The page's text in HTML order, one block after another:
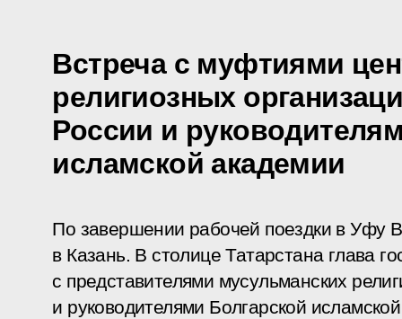
Встреча с муфтиями
религиозных
России и
исламской академии
По завершении рабочей поездки в Уфу
в Казань. В столице Татарстана глава
с представителями мусульманских
и руководителями Болгарской